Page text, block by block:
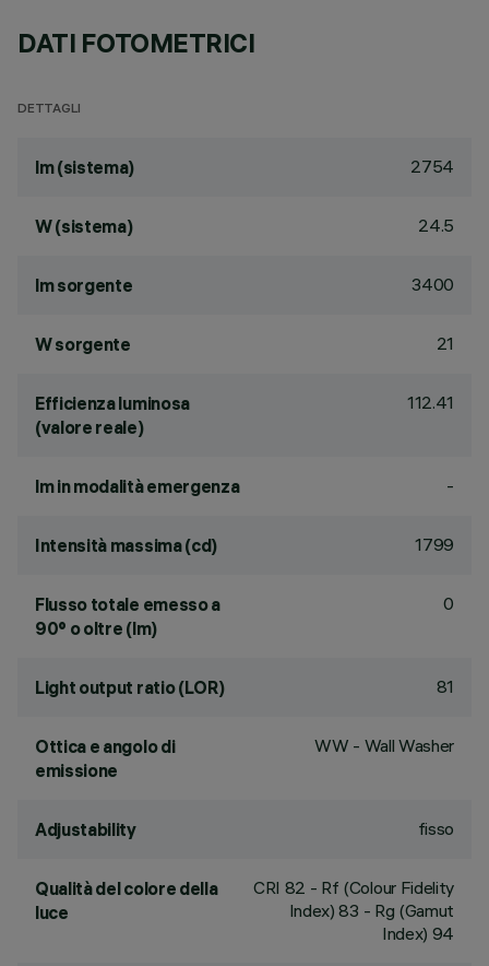
DATI FOTOMETRICI
DETTAGLI
lm (sistema) 2754
W (sistema) 24.5
lm sorgente 3400
W sorgente 21
Efficienza luminosa
(valore reale)
112.41
lm in modalità emergenza -
Intensità massima (cd) 1799
Flusso totale emesso a
90° o oltre (lm)
0
Light output ratio (LOR) 81
Ottica e angolo di
emissione
WW - Wall Washer
Adjustability fisso
Qualità del colore della
luce
CRI 82 - Rf (Colour Fidelity
Index) 83 - Rg (Gamut
Index) 94